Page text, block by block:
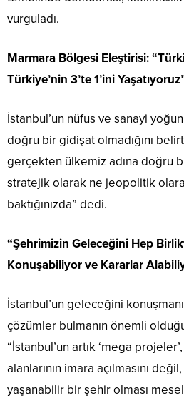
vurguladı.
Marmara Bölgesi Eleştirisi:
Türkiye’nin 3’te 1’ini
İstanbul’un nüfus ve sanayi
doğru bir gidişat olmadığını
gerçekten ülkemiz adına doğru
stratejik olarak ne jeopolitik
baktığınızda” dedi.
“Şehrimizin Geleceğini Hep
Konuşabiliyor ve Kararlar
İstanbul’un geleceğini
çözümler bulmanın önemli
“İstanbul’un artık ‘mega
alanlarının imara açılmasını
yaşanabilir bir şehir olması